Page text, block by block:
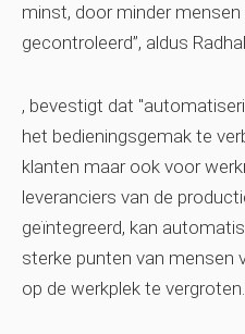
minst, door minder
gecontroleerd”, aldus
, bevestigt dat
het bedieningsgemak te
klanten maar ook voor
leveranciers van de
geïntegreerd, kan
sterke punten van mensen
op de werkplek te